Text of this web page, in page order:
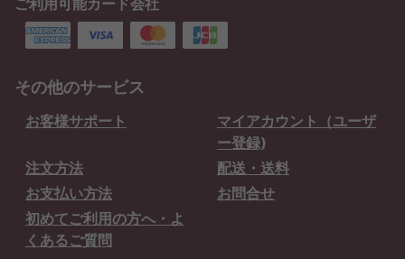
ご利用可能カード会社
その他のサービス
お客様サポート
マイアカウント（ユーザ
ー登録)
注文方法
配送・送料
お支払い方法
お問合せ
初めてご利用の方へ・よ
くあるご質問